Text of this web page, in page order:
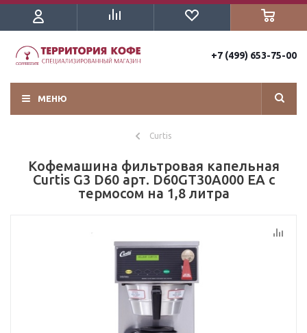
+7 (499) 653-75-00
МЕНЮ
Curtis
Кофемашина фильтровая капельная
Curtis G3 D60 арт. D60GT30A000 EA с
термосом на 1,8 литра